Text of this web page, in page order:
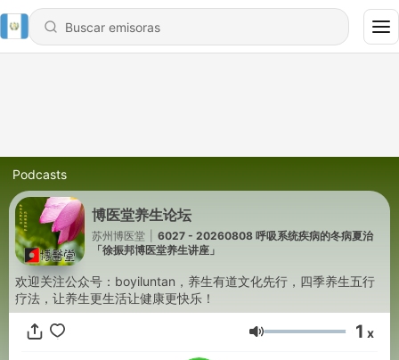
Podcasts
博医堂养生论坛
苏州博医堂
6027 - 20260808 呼吸系统疾病的冬病夏治
「徐振邦博医堂养生讲座」
欢迎关注公众号：boyiluntan，养生有道文化先行，四季养生五行
疗法，让养生更生活让健康更快乐！
Volumen 1 x